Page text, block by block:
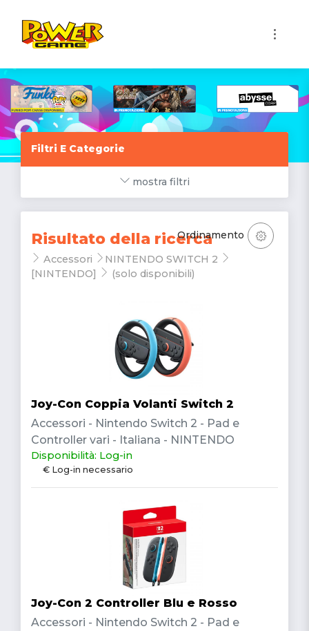
Filtri E Categorie
mostra filtri
Risultato della ricerca
Accessori
NINTENDO SWITCH 2
[NINTENDO]
(solo disponibili)
Ordinamento
Joy-Con Coppia Volanti Switch 2
Accessori - Nintendo Switch 2 - Pad e
Controller vari - Italiana - NINTENDO
Disponibilità: Log-in
€ Log-in necessario
Joy-Con 2 Controller Blu e Rosso
Accessori - Nintendo Switch 2 - Pad e